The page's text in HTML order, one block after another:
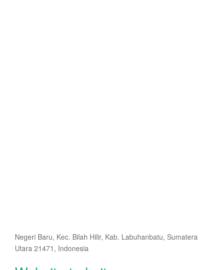
Negeri Baru, Kec. Bilah Hilir, Kab. Labuhanbatu, Sumatera
Utara 21471, Indonesia